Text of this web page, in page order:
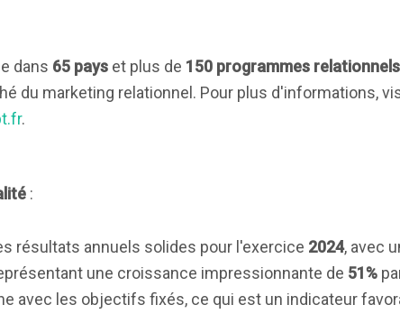
dans 65 pays et plus de 150 programmes relationnels
du marketing relationnel. Pour plus d'informations,
.
:
résultats annuels solides pour l'exercice 2024, avec
une croissance impressionnante de 51%
avec les objectifs fixés, ce qui est un indicateur